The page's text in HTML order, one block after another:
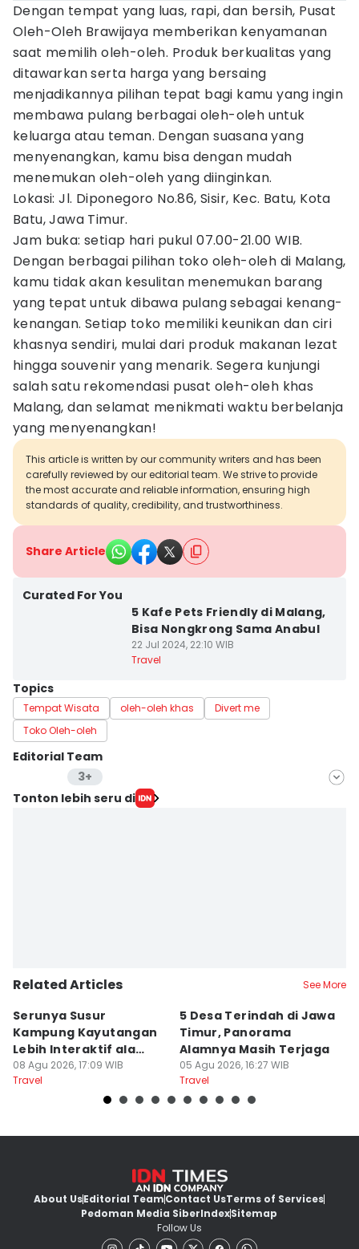
Dengan tempat yang luas, rapi, dan bersih, Pusat
Oleh-Oleh Brawijaya memberikan kenyamanan
saat memilih oleh-oleh. Produk berkualitas yang
ditawarkan serta harga yang bersaing
menjadikannya pilihan tepat bagi kamu yang ingin
membawa pulang berbagai oleh-oleh untuk
keluarga atau teman. Dengan suasana yang
menyenangkan, kamu bisa dengan mudah
menemukan oleh-oleh yang diinginkan.
Lokasi: Jl. Diponegoro No.86, Sisir, Kec. Batu, Kota
Batu, Jawa Timur.
Jam buka: setiap hari pukul 07.00-21.00 WIB.
Dengan berbagai pilihan toko oleh-oleh di Malang,
kamu tidak akan kesulitan menemukan barang
yang tepat untuk dibawa pulang sebagai kenang-
kenangan. Setiap toko memiliki keunikan dan ciri
khasnya sendiri, mulai dari produk makanan lezat
hingga souvenir yang menarik. Segera kunjungi
salah satu rekomendasi pusat oleh-oleh khas
Malang, dan selamat menikmati waktu berbelanja
yang menyenangkan!
This article is written by our community writers and has been
carefully reviewed by our editorial team. We strive to provide
the most accurate and reliable information, ensuring high
standards of quality, credibility, and trustworthiness.
Share Article
Curated For You
5 Kafe Pets Friendly di Malang,
Bisa Nongkrong Sama Anabul
22 Jul 2024, 22:10 WIB
Travel
Topics
Tempat Wisata oleh-oleh khas
Divert me
Toko Oleh-oleh
Editorial Team
3+
Editor
Tonton lebih seru di
Related Articles See More
Serunya Susur
Kampung Kayutangan
Lebih Interaktif ala
Kelana Race
08 Agu 2026, 17:09 WIB
Travel
5 Desa Terindah di Jawa
Timur, Panorama
Alamnya Masih Terjaga
05 Agu 2026, 16:27 WIB
Travel
About UsEditorial TeamContact UsTerms of Services
Pedoman Media SiberIndexSitemap
Follow Us